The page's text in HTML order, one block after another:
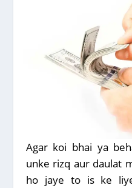
Agar koi bhai ya
unke rizq aur daulat
ho jaye to is ke